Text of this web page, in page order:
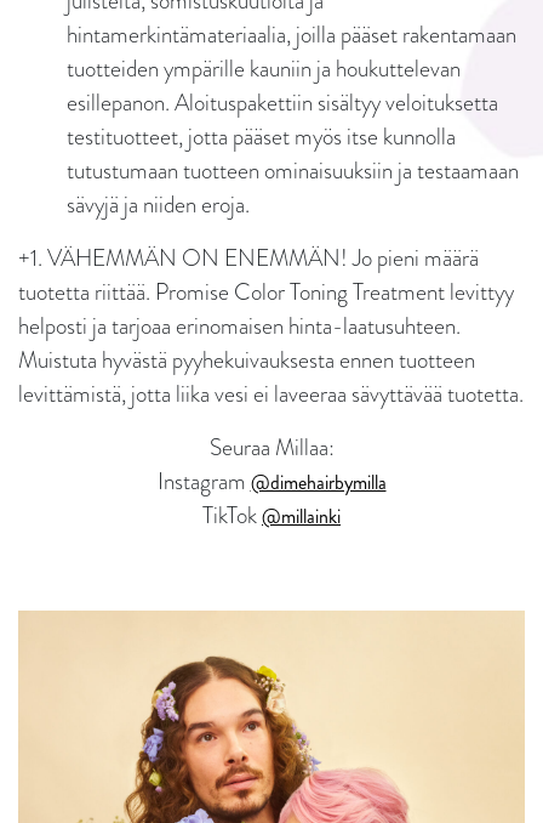
hintamerkintämateriaalia, joilla pääset rakentamaan
tuotteiden ympärille kauniin ja houkuttelevan
esillepanon. Aloituspakettiin sisältyy veloituksetta
testituotteet, jotta pääset myös itse kunnolla
tutustumaan tuotteen ominaisuuksiin ja testaamaan
sävyjä ja niiden eroja.
+1. VÄHEMMÄN ON ENEMMÄN! Jo pieni määrä
tuotetta riittää. Promise Color Toning Treatment levittyy
helposti ja tarjoaa erinomaisen hinta-laatusuhteen.
Muistuta hyvästä pyyhekuivauksesta ennen tuotteen
levittämistä, jotta liika vesi ei laveeraa sävyttävää tuotetta.
Seuraa Millaa:
Instagram @dimehairbymilla
TikTok@millainki